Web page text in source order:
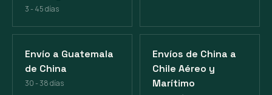
3 - 45 días
Envío a Guatemala
de China
30 - 38 días
Envíos de China a
Chile Aéreo y
Marítimo